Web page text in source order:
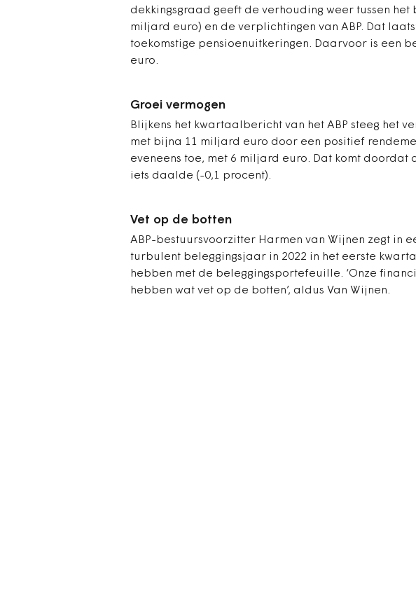
dekkingsgraad geeft de verhouding weer tussen het
miljard euro) en de verplichtingen van ABP. Dat
toekomstige pensioenuitkeringen. Daarvoor is een
euro.
Groei vermogen
Blijkens het kwartaalbericht van het ABP steeg het
met bijna 11 miljard euro door een positief
eveneens toe, met 6 miljard euro. Dat komt doordat
iets daalde (-0,1 procent).
Vet op de botten
ABP-bestuursvoorzitter Harmen van Wijnen zegt in
turbulent beleggingsjaar in 2022 in het eerste
hebben met de beleggingsportefeuille. ‘Onze
hebben wat vet op de botten’, aldus Van Wijnen.